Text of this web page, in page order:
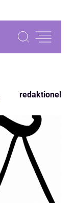
redaktionel